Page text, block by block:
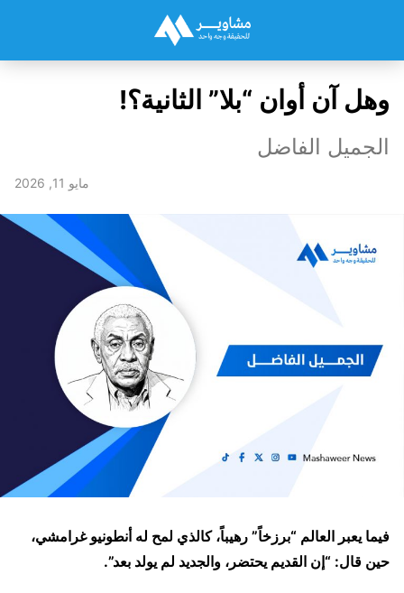
وهل آن أوان “بلا” الثانية؟!
الجميل الفاضل
مايو 11, 2026
فيما يعبر العالم “برزخاً” رهيباً، كالذي لمح له أنطونيو غرامشي،
حين قال: “إن القديم يحتضر، والجديد لم يولد بعد”.